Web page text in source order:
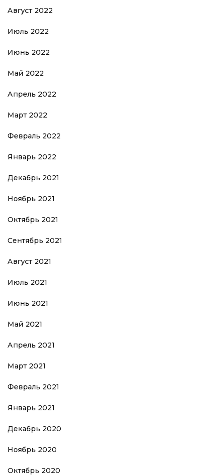
Август 2022
Июль 2022
Июнь 2022
Май 2022
Апрель 2022
Март 2022
Февраль 2022
Январь 2022
Декабрь 2021
Ноябрь 2021
Октябрь 2021
Сентябрь 2021
Август 2021
Июль 2021
Июнь 2021
Май 2021
Апрель 2021
Март 2021
Февраль 2021
Январь 2021
Декабрь 2020
Ноябрь 2020
Октябрь 2020